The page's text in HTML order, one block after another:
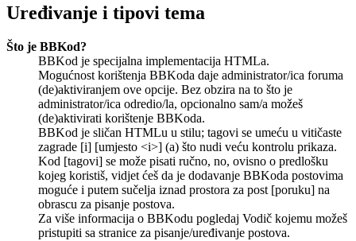
Uređivanje i tipovi tema
Što je BBKod?
BBKod je specijalna implementacija HTMLa.
Mogućnost korištenja BBKoda daje administrator/ica foruma
(de)aktiviranjem ove opcije. Bez obzira na to što je
administrator/ica odredio/la, opcionalno sam/a možeš
(de)aktivirati korištenje BBKoda.
BBKod je sličan HTMLu u stilu; tagovi se umeću u vitičaste
zagrade [i] [umjesto <i>] (a) što nudi veću kontrolu prikaza.
Kod [tagovi] se može pisati ručno, no, ovisno o predlošku
kojeg koristiš, vidjet ćeš da je dodavanje BBKoda postovima
moguće i putem sučelja iznad prostora za post [poruku] na
obrascu za pisanje postova.
Za više informacija o BBKodu pogledaj Vodič kojemu možeš
pristupiti sa stranice za pisanje/uređivanje postova.